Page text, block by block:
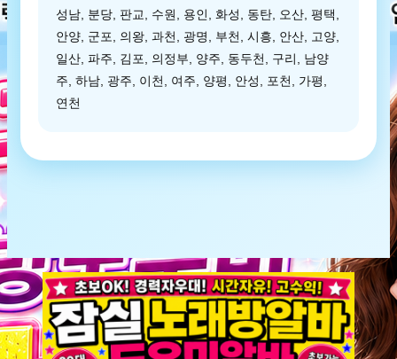
성남, 분당, 판교, 수원, 용인, 화성, 동탄, 오산, 평택,
안양, 군포, 의왕, 과천, 광명, 부천, 시흥, 안산, 고양,
일산, 파주, 김포, 의정부, 양주, 동두천, 구리, 남양
주, 하남, 광주, 이천, 여주, 양평, 안성, 포천, 가평,
연천